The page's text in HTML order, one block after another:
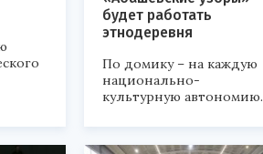
будет работать
этнодеревня
По домику – на каждую
национально-
культурную автономию.